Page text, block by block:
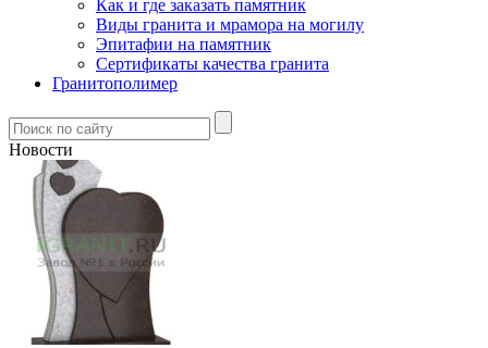
Как и где заказать памятник
Виды гранита и мрамора на могилу
Эпитафии на памятник
Сертификаты качества гранита
Гранитополимер
Новости